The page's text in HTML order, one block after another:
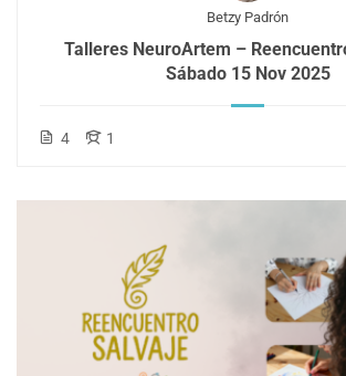
Betzy Padrón
Talleres NeuroArtem –
Sábado 15 Nov 2025
4 1